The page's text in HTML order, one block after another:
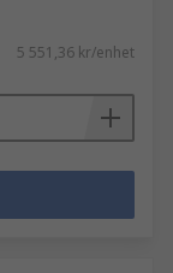
5 551,36 kr/enhet